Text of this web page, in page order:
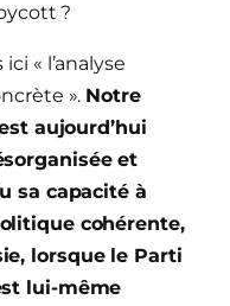
?
« l’analyse
». Notre
aujourd’hui
et
sa capacité à
cohérente,
lorsque le Parti
lui-même